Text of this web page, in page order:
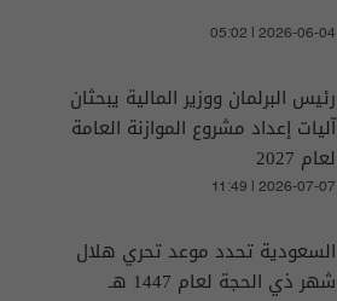
05:02 | 2026-06-04
رئيس البرلمان ووزير المالية يبحثان
آليات إعداد مشروع الموازنة العامة
لعام 2027
11:49 | 2026-07-07
السعودية تحدد موعد تحري هلال
شهر ذي الحجة لعام 1447 هـ